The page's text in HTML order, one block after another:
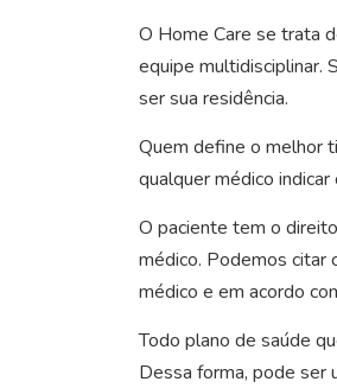
O Home Care se trata
equipe multidisciplinar.
ser sua residência.
Quem define o melhor
qualquer médico
O paciente tem o
médico. Podemos citar
médico e em acordo
Todo plano de saúde
Dessa forma, pode ser